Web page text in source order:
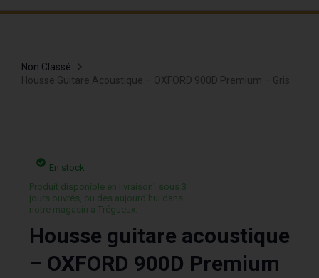
Non Classé
Housse Guitare Acoustique – OXFORD 900D Premium – Gris
En stock
Produit disponible en livraison¹ sous 3
jours ouvrés, ou des aujourd’hui dans
notre magasin a Trégueux.
Housse guitare acoustique
– OXFORD 900D Premium